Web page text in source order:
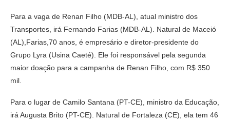
Para a vaga de Renan Filho (MDB-AL), atual ministro dos
Transportes, irá Fernando Farias (MDB-AL). Natural de Maceió
(AL),Farias,70 anos, é empresário e diretor-presidente do
Grupo Lyra (Usina Caeté). Ele foi responsável pela segunda
maior doação para a campanha de Renan Filho, com R$ 350
mil.
Para o lugar de Camilo Santana (PT-CE), ministro da Educação,
irá Augusta Brito (PT-CE). Natural de Fortaleza (CE), ela tem 46